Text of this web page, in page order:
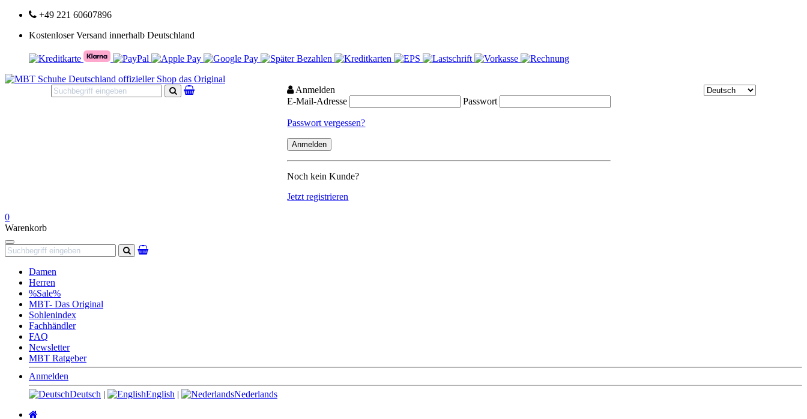
+49 221 60607896
Kostenloser Versand innerhalb Deutschland
Suchen
Anmelden
E-Mail-Adresse
Passwort
Passwort vergessen?
Noch kein Kunde?
Jetzt registrieren
0
Warenkorb
Navigation
Suchen
Damen
Herren
%Sale%
MBT- Das Original
Sohlenindex
Fachhändler
FAQ
Newsletter
MBT Ratgeber
Anmelden
Deutsch | English |
Nederlands